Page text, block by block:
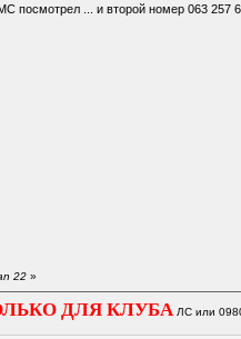
посмотрел ... и второй номер 063 257
22»
ДЛЯ КЛУБА ЛС или